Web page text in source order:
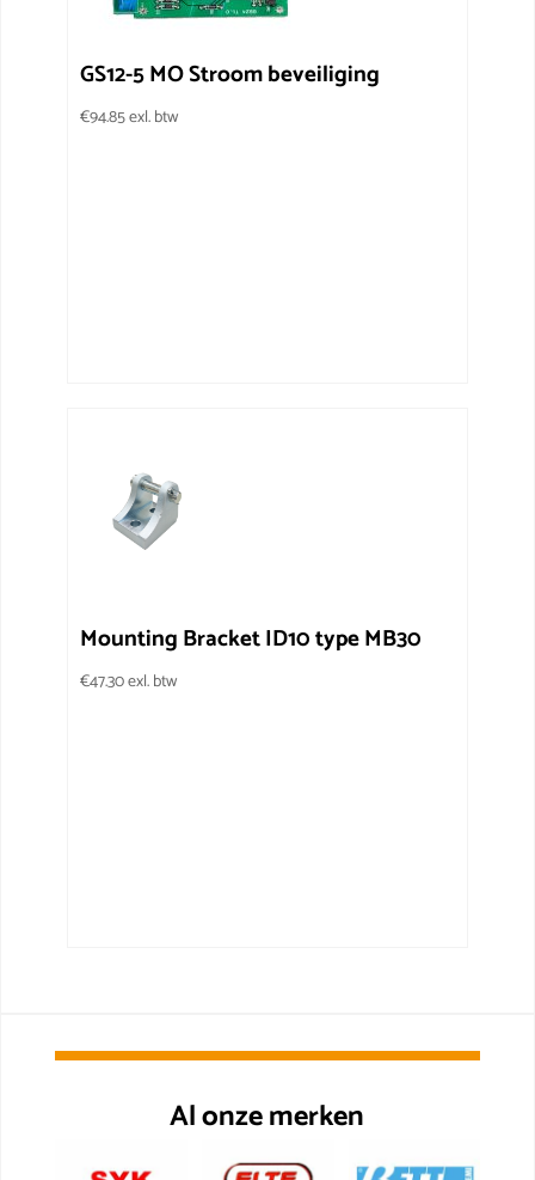
GS12-5 MO Stroom beveiliging
€94.85exl. btw
Mounting Bracket ID10 type MB30
€47.30exl. btw
Al onze merken